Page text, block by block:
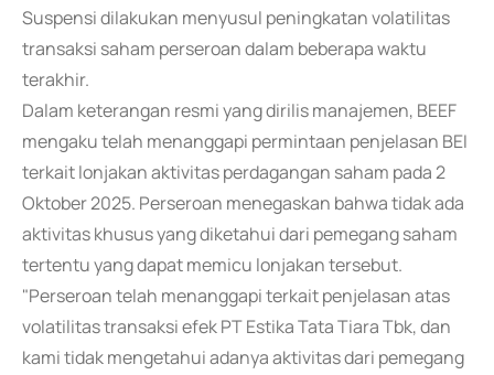
Suspensi dilakukan menyusul peningkatan volatilitas
transaksi saham perseroan dalam beberapa waktu
terakhir.
Dalam keterangan resmi yang dirilis manajemen, BEEF
mengaku telah menanggapi permintaan penjelasan BEI
terkait lonjakan aktivitas perdagangan saham pada 2
Oktober 2025. Perseroan menegaskan bahwa tidak ada
aktivitas khusus yang diketahui dari pemegang saham
tertentu yang dapat memicu lonjakan tersebut.
"Perseroan telah menanggapi terkait penjelasan atas
volatilitas transaksi efek PT Estika Tata Tiara Tbk, dan
kami tidak mengetahui adanya aktivitas dari pemegang